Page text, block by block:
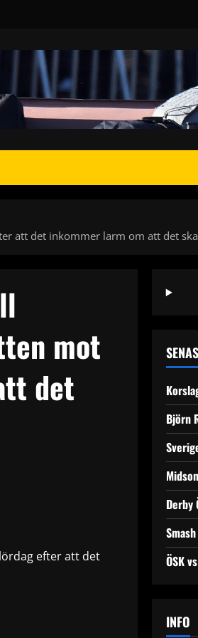
att det inkommer larm om att det
mot
det
efter att det
Björn
Derby
ÖSK
INFO